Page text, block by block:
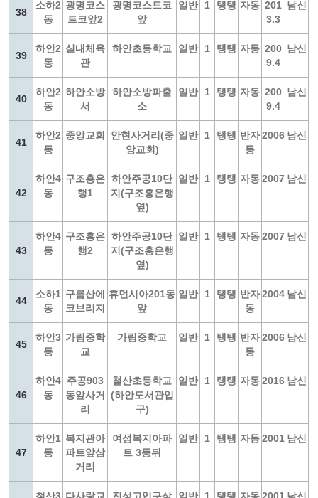
38
소하2
동
광명코스
트코앞2
광명코스트코
앞
일반 1 탱탱 자동 201
3.3
남신
39
하안2
동
실내체육
관
하안초등학교 일반 1 탱탱 자동 200
9.4
남신
40
하안2
동
하안소방
서
하안소방파출
소
일반 1 탱탱 자동 200
9.4
남신
41
하안2
동
중앙교회
안현사거리(중
앙교회)
일반 1 탱탱 반자
동
2006 남신
42
하안4
동
구조흥은
행1
하안주공10단
지(구조흥은행
옆)
일반 1 탱탱 자동 2007 남신
43
하안4
동
구조흥은
행2
하안주공10단
지(구조흥은행
옆)
일반 1 탱탱 자동 2007 남신
44
소하1
동
구름산에
코브리지
휴먼시아201동
앞
일반 1 탱탱 반자
동
2004 남신
45
하안3
동
가림중학
교
가림중학교 일반 1 탱탱 반자
동
2006 남신
46
하안4
동
주공903
동앞사거
리
철산초등학교
(하안도서관입
구)
일반 1 탱탱 자동 2016 남신
47
하안1
동
복지관아
파트앞삼
거리
여성복지아파
트 3동뒤
일반 1 탱탱 자동 2001 남신